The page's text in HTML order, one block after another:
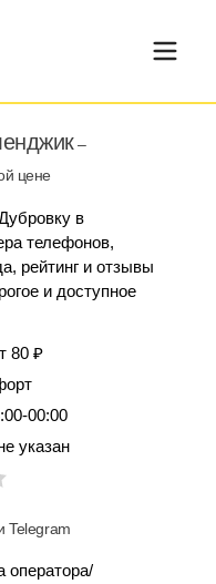
–
цене
в
телефонов,
рейтинг и отзывы
и доступное
80 ₽
00:00
указан
Telegram
оператора/